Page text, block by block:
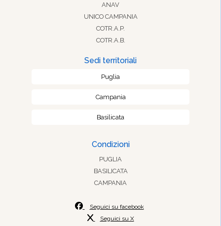
ANAV
UNICO CAMPANIA
COTR.A.P.
COTR.A.B.
Sedi territoriali
Puglia
Campania
Basilicata
Condizioni
PUGLIA
BASILICATA
CAMPANIA
Seguici su facebook
Seguici su X